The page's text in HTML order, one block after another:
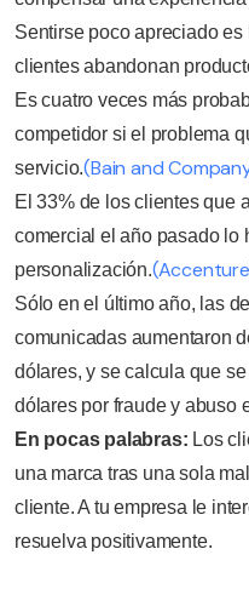
Sentirse poco apreciado es
clientes abandonan
Es cuatro veces más
competidor si el problema
servicio.(Bain and
El 33% de los clientes que
comercial el año pasado lo
personalización.(Accenture
Sólo en el último año, las
comunicadas aumentaron
dólares, y se calcula que
dólares por fraude y abuso
En pocas palabras: Los
una marca tras una sola
cliente. A tu empresa le
resuelva positivamente.